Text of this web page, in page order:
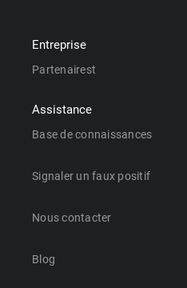
Entreprise
Partenairest
Assistance
Base de connaissances
Signaler un faux positif
Nous contacter
Blog